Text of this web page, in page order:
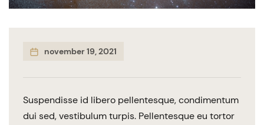
november 19, 2021
Suspendisse id libero pellentesque, condimentum
dui sed, vestibulum turpis. Pellentesque eu tortor